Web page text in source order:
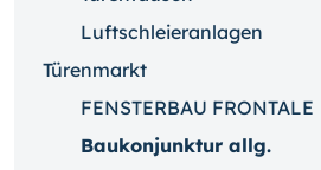
Luftschleieranlagen
Türenmarkt
FENSTERBAU FRONTALE
Baukonjunktur allg.